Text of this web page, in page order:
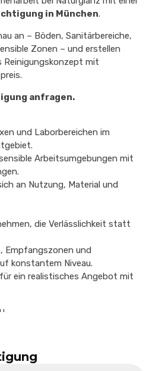
in München.
an – Böden, Sanitärbereiche,
Zonen – und erstellen
Reinigungskonzept mit
anfragen.
und Laborbereichen im
Arbeitsumgebungen mit
an Nutzung, Material und
die Verlässlichkeit statt
Empfangszonen und
konstantem Niveau.
ein realistisches Angebot mit